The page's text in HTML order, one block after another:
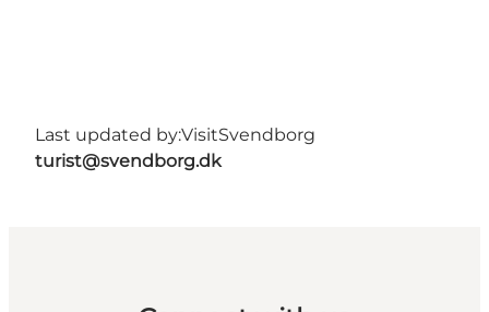
Last updated by:VisitSvendborg
turist@svendborg.dk